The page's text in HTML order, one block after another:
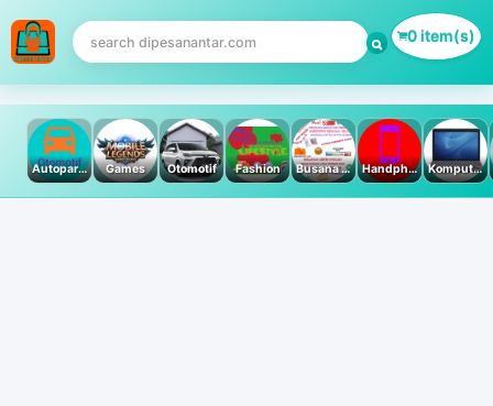
0 item(s)
Autoparts Games Otomotif Fashion Busana Muslim Handphone & Tablet Komputer PC & Laptop